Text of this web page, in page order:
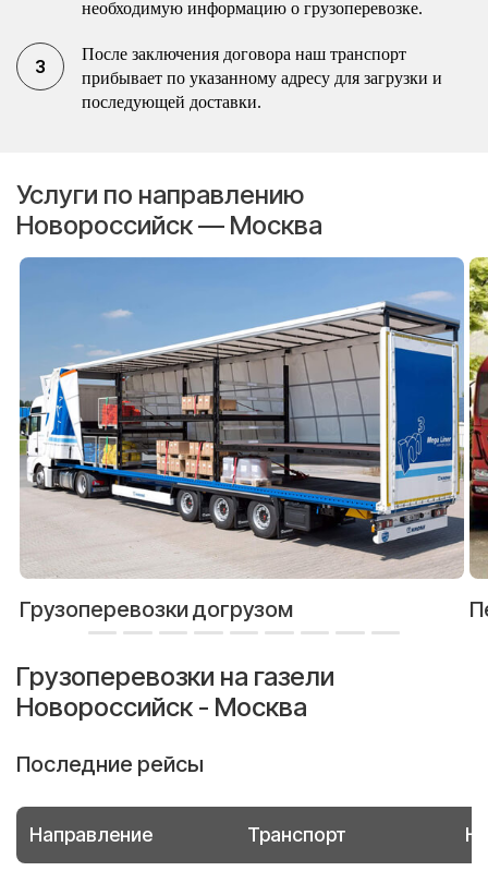
необходимую информацию о грузоперевозке.
После заключения договора наш транспорт
прибывает по указанному адресу для загрузки и
последующей доставки.
Услуги по направлению
Новороссийск — Москва
Грузоперевозки догрузом
Грузоперевозки на газели
Новороссийск - Москва
Последние рейсы
Направление Транспорт